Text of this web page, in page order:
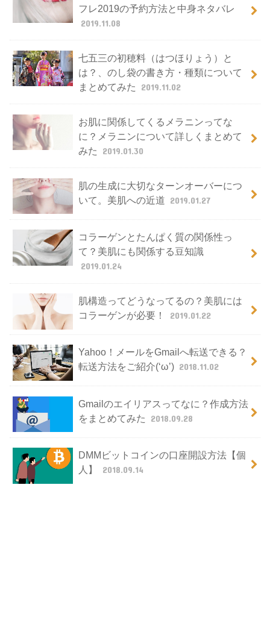
フレ2019の予約方法と中身ネタバレ
2019.11.08
七五三の初穂料（はつほりょう）と
は？、のし袋の書き方・種類について
まとめてみた
2019.11.02
お肌に関係してくるメラニンってな
に？メラニンについて詳しくまとめて
みた
2019.01.30
肌の生成に大切なターンオーバーにつ
いて。美肌への近道 2019.01.27
コラーゲンとたんぱく質の関係性っ
て？美肌にも関係する豆知識
2019.01.24
肌構造ってどうなってるの？美肌には
コラーゲンが必要！
2019.01.22
Yahoo！メールをGmailへ転送できる？
転送方法をご紹介(‘ω’) 2018.11.02
Gmailのエイリアスってなに？作成方法
をまとめてみた
2018.09.28
DMMビットコインの口座開設方法【個
人】
2018.09.14